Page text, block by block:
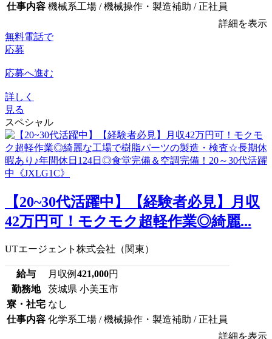
仕事内容 機械系工場 / 機械操作・製造補助 / 正社員
詳細を表示
無料電話で
応募
応募へ進む
詳しく
見る
スペシャル
【20~30代活躍中】【経験者必見】月収
42万円可！モクモク超軽作業◎綺麗...
UTエージェント株式会社（関東）
給与 月収例 421,000円
勤務地
茨城県 小美玉市
寮・社宅 なし
仕事内容 化学系工場 / 機械操作・製造補助 / 正社員
詳細を表示